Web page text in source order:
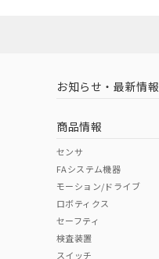
お知らせ・最新情報
商品情報
センサ
FAシステム機器
モーション/ドライブ
ロボティクス
セーフティ
検査装置
スイッチ